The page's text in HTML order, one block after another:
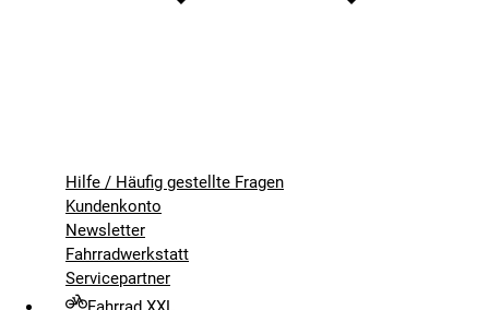
Hilfe / Häufig gestellte Fragen
Kundenkonto
Newsletter
Fahrradwerkstatt
Servicepartner